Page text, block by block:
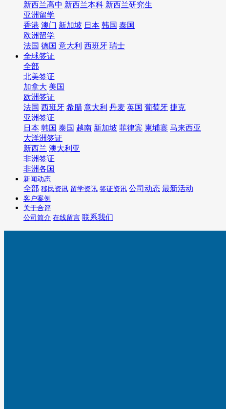
新西兰高中 新西兰本科 新西兰研究生
亚洲留学
香港 澳门 新加坡 日本 韩国 泰国
欧洲留学
法国 德国 意大利 西班牙 瑞士
全球签证
全部
北美签证
加拿大 美国
欧洲签证
法国 西班牙 希腊 意大利 丹麦 英国 葡萄牙 捷克
亚洲签证
日本 韩国 泰国 越南 新加坡 菲律宾 柬埔寨 马来西亚
大洋洲签证
新西兰 澳大利亚
非洲签证
非洲各国
新闻动态
全部 移民资讯 留学资讯 签证资讯 公司动态 最新活动
客户案例
关于合评
公司简介 在线留言 联系我们